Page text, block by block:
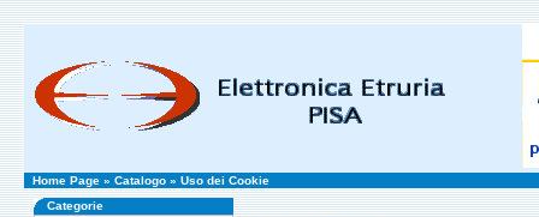
Home Page » Catalogo » Uso dei Cookie
Categorie